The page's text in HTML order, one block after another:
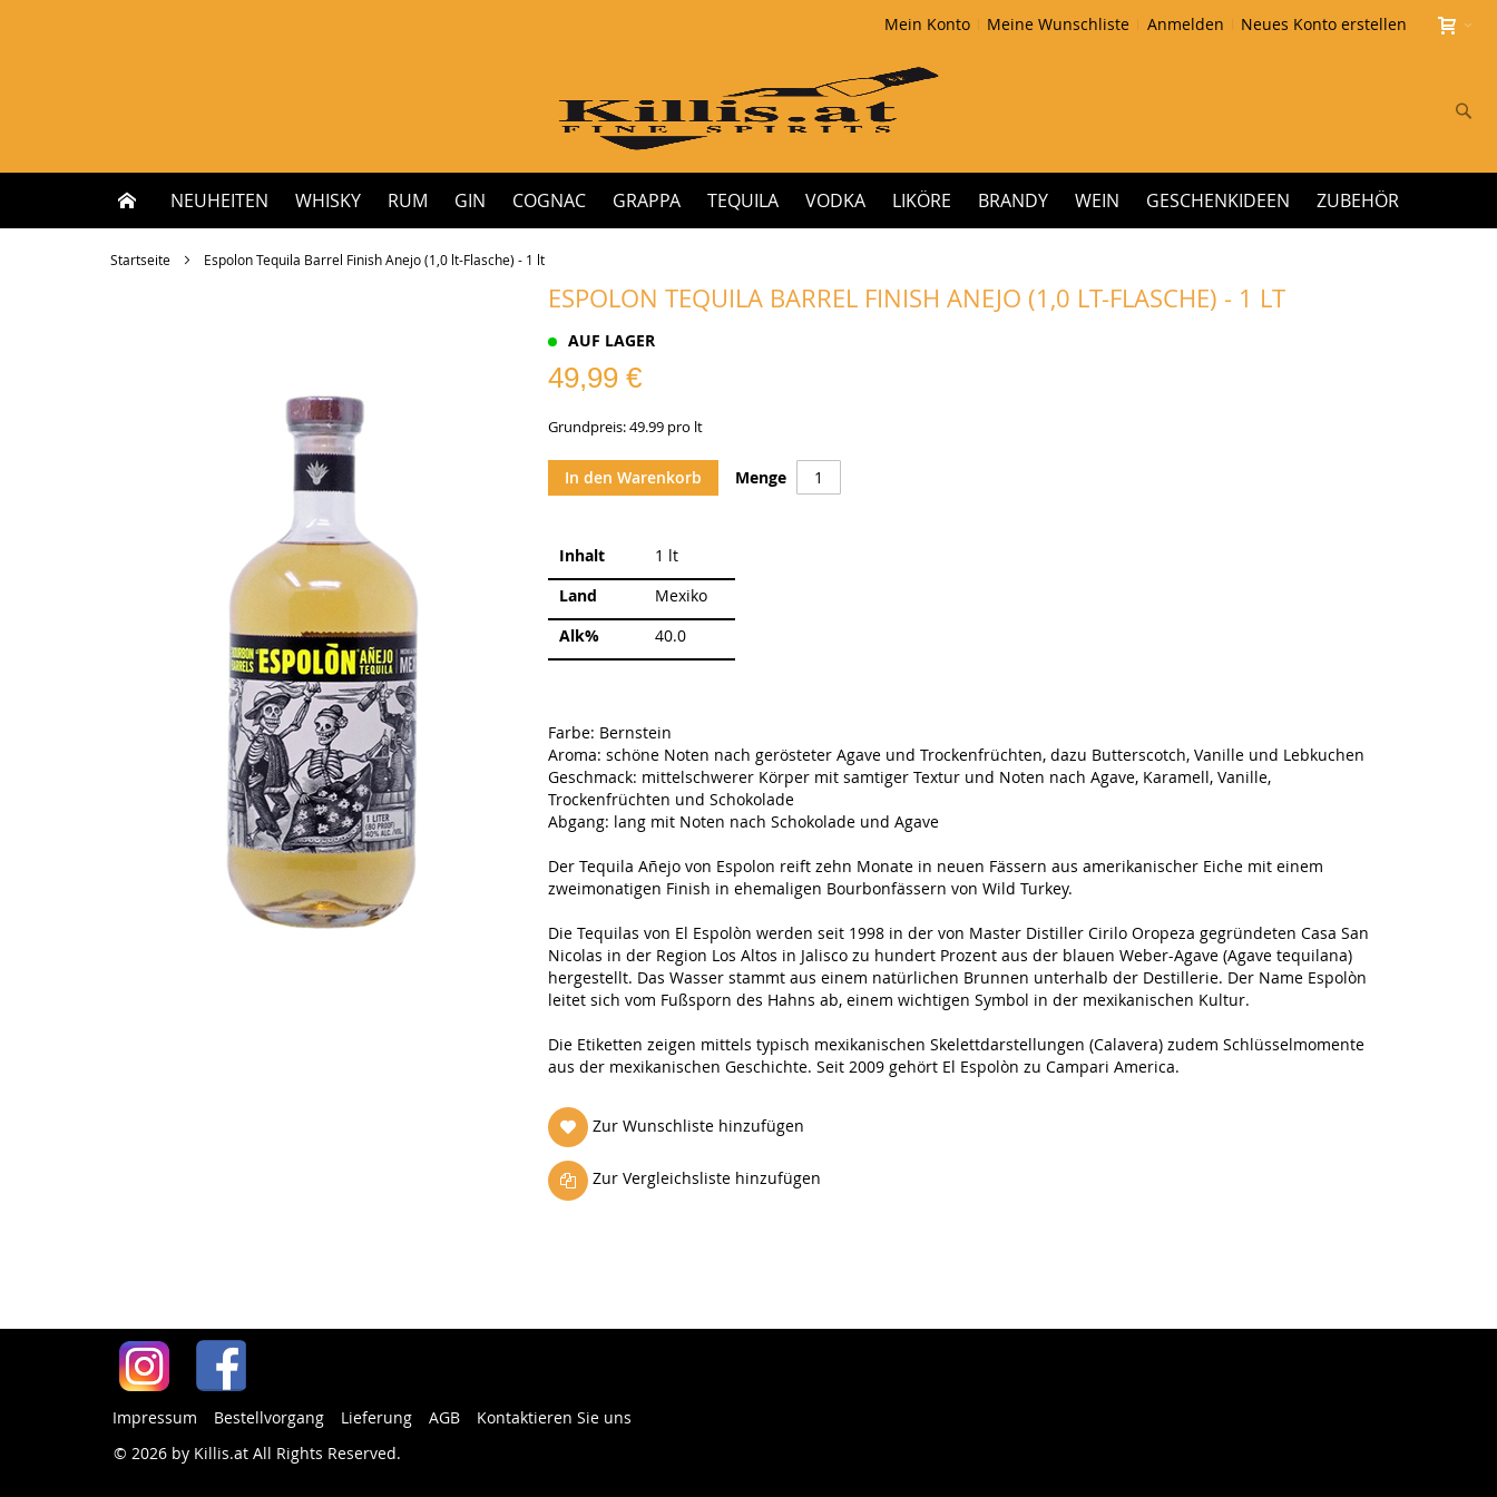
Mein Konto Meine Wunschliste Anmelden Neues Konto erstellen
NEUHEITEN WHISKY RUM GIN COGNAC GRAPPA TEQUILA VODKA LIKÖRE BRANDY WEIN GESCHENKIDEEN ZUBEHÖR
Startseite Espolon Tequila Barrel Finish Anejo (1,0 lt-Flasche) - 1 lt
ESPOLON TEQUILA BARREL FINISH ANEJO (1,0 LT-FLASCHE) - 1 LT
AUF LAGER
49,99 €
Grundpreis: 49.99 pro lt
Menge
In den Warenkorb
Weitere
Inhalt
1 lt
Land
Mexiko
Alk%
40.0
Farbe: Bernstein
Aroma: schöne Noten nach gerösteter Agave und Trockenfrüchten, dazu Butterscotch, Vanille und Lebkuchen
Geschmack: mittelschwerer Körper mit samtiger Textur und Noten nach Agave, Karamell, Vanille,
Trockenfrüchten und Schokolade
Abgang: lang mit Noten nach Schokolade und Agave
Der Tequila Añejo von Espolon reift zehn Monate in neuen Fässern aus amerikanischer Eiche mit einem
zweimonatigen Finish in ehemaligen Bourbonfässern von Wild Turkey.
Die Tequilas von El Espolòn werden seit 1998 in der von Master Distiller Cirilo Oropeza gegründeten Casa San
Nicolas in der Region Los Altos in Jalisco zu hundert Prozent aus der blauen Weber-Agave (Agave tequilana)
hergestellt. Das Wasser stammt aus einem natürlichen Brunnen unterhalb der Destillerie. Der Name Espolòn
leitet sich vom Fußsporn des Hahns ab, einem wichtigen Symbol in der mexikanischen Kultur.
Die Etiketten zeigen mittels typisch mexikanischen Skelettdarstellungen (Calavera) zudem Schlüsselmomente
aus der mexikanischen Geschichte. Seit 2009 gehört El Espolòn zu Campari America.
Zur Wunschliste hinzufügen
Zur Vergleichsliste hinzufügen
Impressum Bestellvorgang Lieferung AGB
Kontaktieren Sie uns
© 2026 by Killis.at All Rights Reserved.